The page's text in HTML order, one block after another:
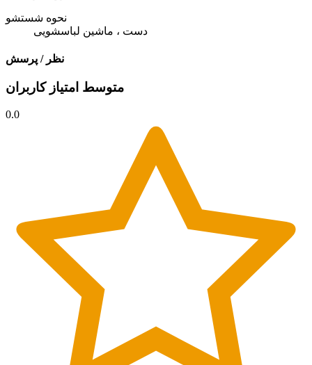
نحوه شستشو
دست ، ماشین لباسشویی
نظر / پرسش
متوسط امتیاز کاربران
0.0